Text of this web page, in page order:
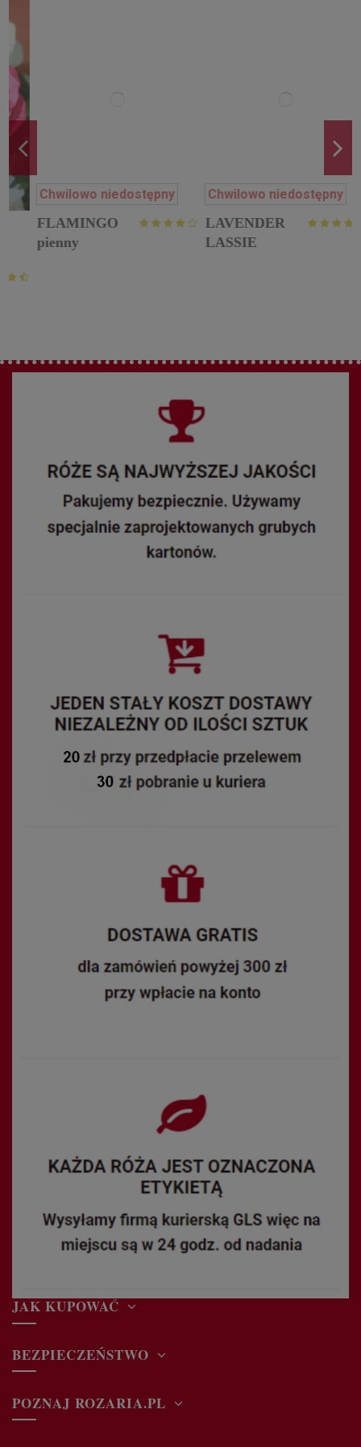
Chwilowo niedostępny
FLAMINGO
pienny
Chwilowo niedostępny
LAVENDER
LASSIE
JAK KUPOWAĆ
BEZPIECZEŃSTWO
POZNAJ ROZARIA.PL